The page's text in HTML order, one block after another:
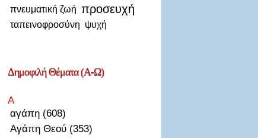
πνευματική ζωή προσευχή
ταπεινοφροσύνη ψυχή
ΔημοφιλήΘέματα (Α-Ω)
Α
αγάπη (608)
Αγάπη Θεού (353)